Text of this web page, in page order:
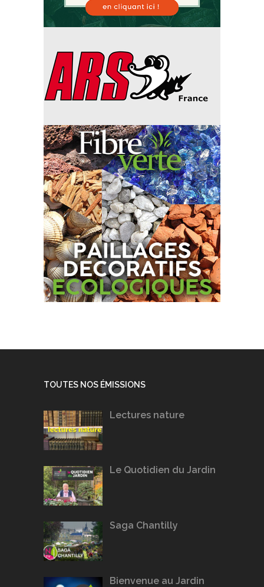
TOUTES NOS ÉMISSIONS
Lectures nature
Le Quotidien du Jardin
Saga Chantilly
Bienvenue au Jardin